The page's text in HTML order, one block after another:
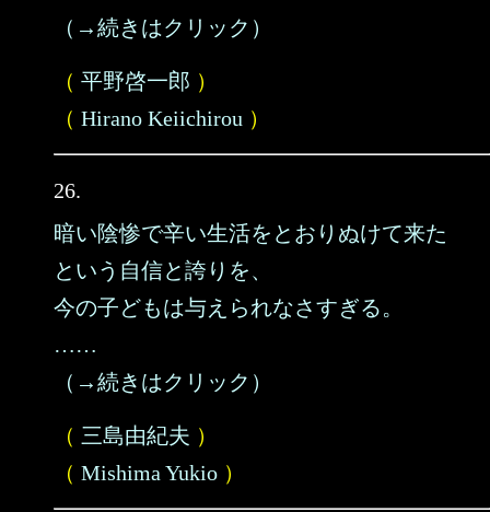
（→続きはクリック）
（ 平野啓一郎 ）
（ Hirano Keiichirou ）
26.
暗い陰惨で辛い生活をとおりぬけて来た
という自信と誇りを、
今の子どもは与えられなさすぎる。
……
（→続きはクリック）
（ 三島由紀夫 ）
（ Mishima Yukio ）